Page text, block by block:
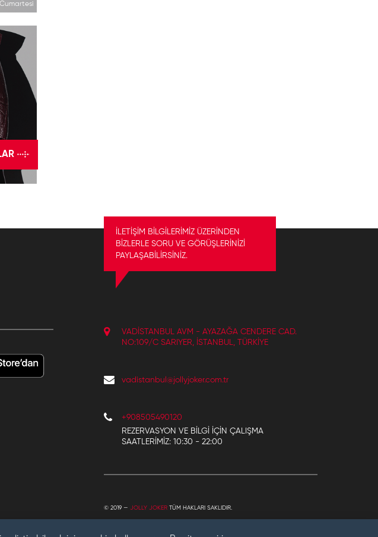
Cumartesi
İLETİŞİM BİLGİLERİMİZ ÜZERİNDEN
BİZLERLE SORU VE GÖRÜŞLERİNİZİ
PAYLAŞABİLİRSİNİZ.
VADISTANBUL AVM - AYAZAĞA CENDERE CAD.
NO:109/C SARIYER, İSTANBUL, TÜRKIYE
vadistanbul@jollyjoker.com.tr
+908505490120
REZERVASYON VE BILGI IÇIN ÇALIŞMA
SAATLERIMIZ: 10:30 - 22:00
© 2019 —JOLLY JOKER TÜM HAKLARI SAKLIDIR.